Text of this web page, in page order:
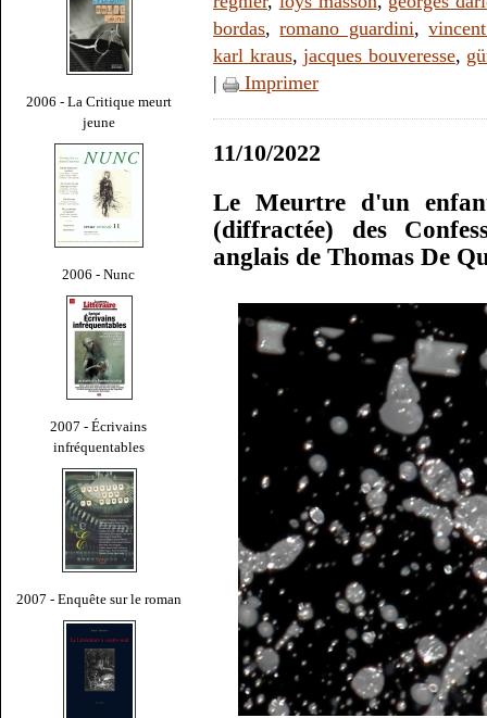
2006 - La Critique meurt
jeune
2006 - Nunc
2007 - Écrivains
infréquentables
2007 - Enquête sur le roman
bordas,romano guardini,
karl kraus,jacques bouveresse,
|
Imprimer
11/10/2022
Le Meurtre d'un
(diffractée) des
anglais de Thomas De